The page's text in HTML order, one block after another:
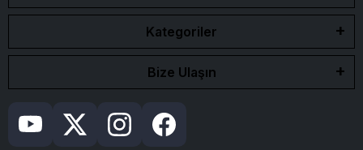
Kategoriler
Bize Ulaşın